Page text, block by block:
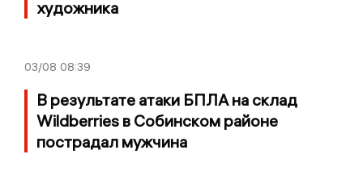
художника
03/08 08:39
В результате атаки БПЛА на склад
Wildberries в Собинском районе
пострадал мужчина